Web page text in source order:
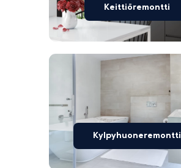
Keittiöremontti
Kylpyhuoneremontti